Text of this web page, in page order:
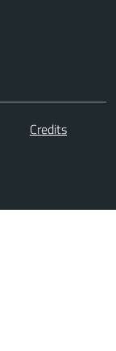
Credits